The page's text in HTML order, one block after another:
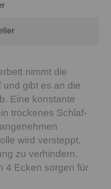
nimmt die
und gibt es an die
Eine konstante
trockenes Schlaf-
wird versteppt,
zu verhindern.
4 Ecken sorgen für